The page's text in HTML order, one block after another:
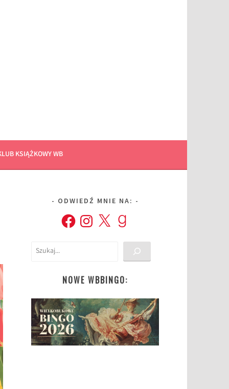
KSIĄŻKOWY WB
ODWIEDŹ MNIE NA:
FacebookInstagram
X Goodreads
Szukaj
NOWE WBBINGO: